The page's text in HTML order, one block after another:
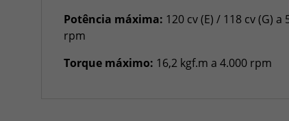
Potência máxima: 120 cv (E) / 118 cv (G) a
rpm
Torque máximo: 16,2 kgf.m a 4.000 rpm